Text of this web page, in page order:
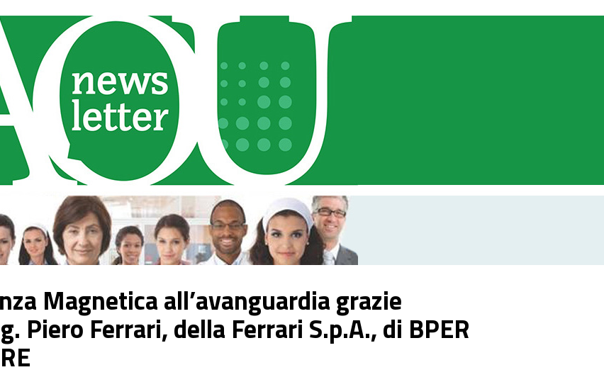
Magnetica all’avanguardia grazie
Piero Ferrari, della Ferrari S.p.A., di BPER